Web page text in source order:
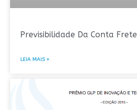
Previsibilidade Da Conta Frete
LEIA MAIS »